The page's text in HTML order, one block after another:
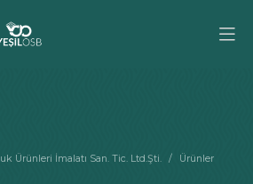
Ürünleri İmalatı San. Tic. Ltd.Şti.
Ürünler